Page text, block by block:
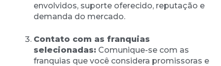
envolvidos, suporte oferecido, reputação e
demanda do mercado.
Contato com as franquias
selecionadas: Comunique-se com as
franquias que você considera promissoras e